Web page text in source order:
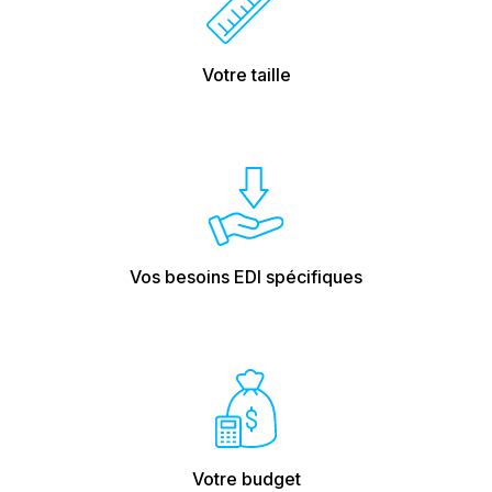
Votre taille
Vos besoins EDI spécifiques
Votre budget